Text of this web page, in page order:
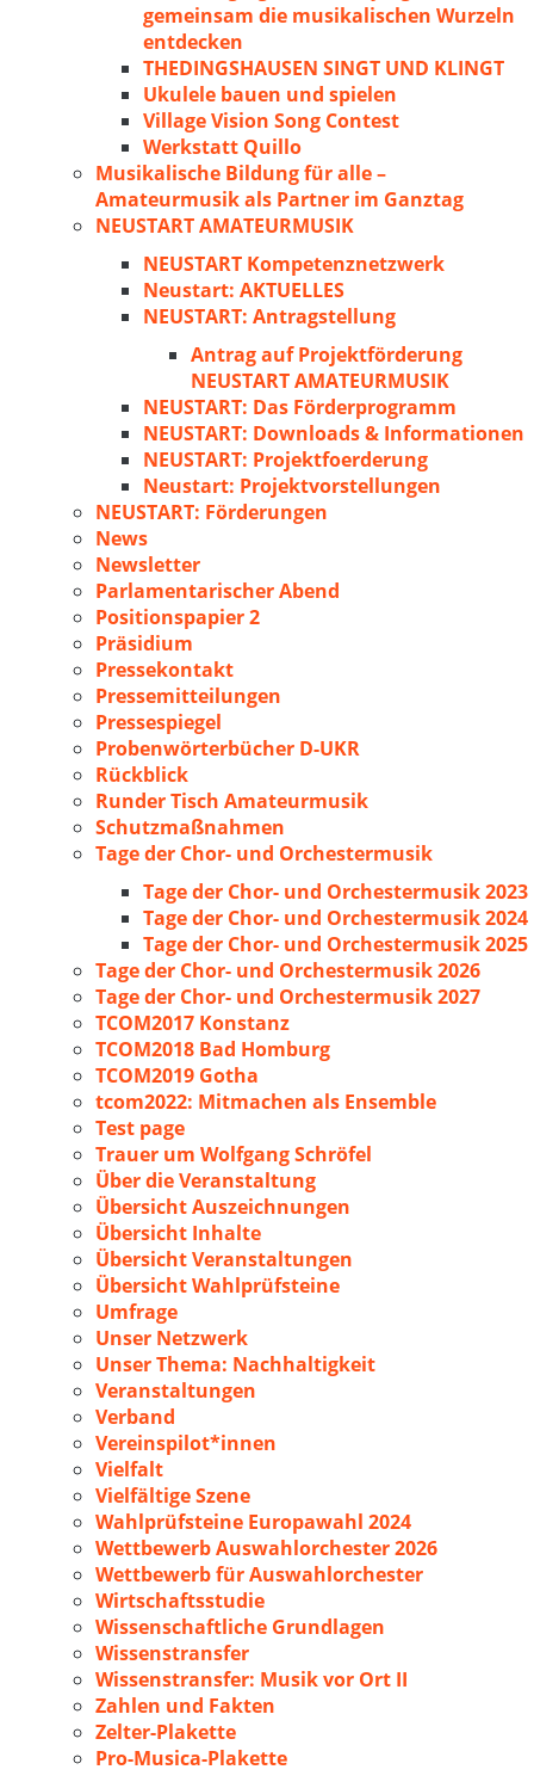
gemeinsam die musikalischen Wurzeln
entdecken
THEDINGSHAUSEN SINGT UND KLINGT
Ukulele bauen und spielen
Village Vision Song Contest
Werkstatt Quillo
Musikalische Bildung für alle –
Amateurmusik als Partner im Ganztag
NEUSTART AMATEURMUSIK
NEUSTART Kompetenznetzwerk
Neustart: AKTUELLES
NEUSTART: Antragstellung
Antrag auf Projektförderung
NEUSTART AMATEURMUSIK
NEUSTART: Das Förderprogramm
NEUSTART: Downloads & Informationen
NEUSTART: Projektfoerderung
Neustart: Projektvorstellungen
NEUSTART: Förderungen
News
Newsletter
Parlamentarischer Abend
Positionspapier 2
Präsidium
Pressekontakt
Pressemitteilungen
Pressespiegel
Probenwörterbücher D-UKR
Rückblick
Runder Tisch Amateurmusik
Schutzmaßnahmen
Tage der Chor- und Orchestermusik
Tage der Chor- und Orchestermusik 2023
Tage der Chor- und Orchestermusik 2024
Tage der Chor- und Orchestermusik 2025
Tage der Chor- und Orchestermusik 2026
Tage der Chor- und Orchestermusik 2027
TCOM2017 Konstanz
TCOM2018 Bad Homburg
TCOM2019 Gotha
tcom2022: Mitmachen als Ensemble
Test page
Trauer um Wolfgang Schröfel
Über die Veranstaltung
Übersicht Auszeichnungen
Übersicht Inhalte
Übersicht Veranstaltungen
Übersicht Wahlprüfsteine
Umfrage
Unser Netzwerk
Unser Thema: Nachhaltigkeit
Veranstaltungen
Verband
Vereinspilot*innen
Vielfalt
Vielfältige Szene
Wahlprüfsteine Europawahl 2024
Wettbewerb Auswahlorchester 2026
Wettbewerb für Auswahlorchester
Wirtschaftsstudie
Wissenschaftliche Grundlagen
Wissenstransfer
Wissenstransfer: Musik vor Ort II
Zahlen und Fakten
Zelter-Plakette
Pro-Musica-Plakette